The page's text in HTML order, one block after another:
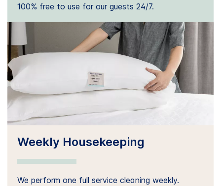
100% free to use for our guests 24/7.
Weekly Housekeeping
We perform one full service cleaning weekly.